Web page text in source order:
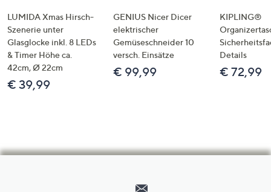
LUMIDA Xmas Hirsch-
Szenerie unter
Glasglocke inkl. 8 LEDs
& Timer Höhe ca.
42cm, Ø 22cm
€ 39,99
GENIUS Nicer Dicer
elektrischer
Gemüseschneider 10
versch. Einsätze
€ 99,99
KIPLING®
Details
€ 72,99